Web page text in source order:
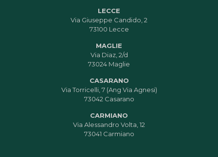
LECCE
Via Giuseppe Candido, 2
73100 Lecce
MAGLIE
Via Diaz, 2/d
73024 Maglie
CASARANO
Via Torricelli, 7 (Ang Via Agnesi)
73042 Casarano
CARMIANO
Via Alessandro Volta, 12
73041 Carmiano